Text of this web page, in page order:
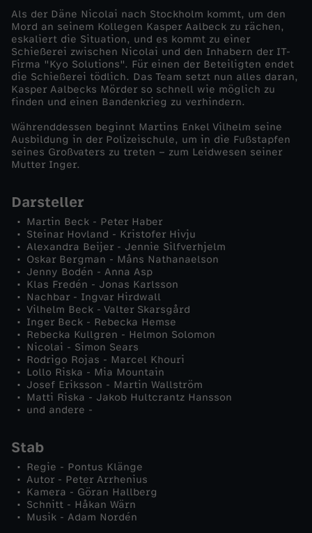
n
n
e
u
e
L
e
b
e
n
Als der Däne Nicolai nach Stockholm kommt, um den
Mord an seinem Kollegen Kasper Aalbeck zu rächen,
eskaliert die Situation, und es kommt zu einer
Schießerei zwischen Nicolai und den Inhabern der IT-
Firma "Kyo Solutions". Für einen der Beteiligten endet
die Schießerei tödlich. Das Team setzt nun alles daran,
Kasper Aalbecks Mörder so schnell wie möglich zu
finden und einen Bandenkrieg zu verhindern.
Währenddessen beginnt Martins Enkel Vilhelm seine
Ausbildung in der Polizeischule, um in die Fußstapfen
seines Großvaters zu treten – zum Leidwesen seiner
Mutter Inger.
Darsteller
Martin Beck - Peter Haber
Steinar Hovland - Kristofer Hivju
Alexandra Beijer - Jennie Silfverhjelm
Oskar Bergman - Måns Nathanaelson
Jenny Bodén - Anna Asp
Klas Fredén - Jonas Karlsson
Nachbar - Ingvar Hirdwall
Vilhelm Beck - Valter Skarsgård
Inger Beck - Rebecka Hemse
Rebecka Kullgren - Helmon Solomon
Nicolai - Simon Sears
Rodrigo Rojas - Marcel Khouri
Lollo Riska - Mia Mountain
Josef Eriksson - Martin Wallström
Matti Riska - Jakob Hultcrantz Hansson
und andere -
Stab
Regie - Pontus Klänge
Autor - Peter Arrhenius
Kamera - Göran Hallberg
Schnitt - Håkan Wärn
Musik - Adam Nordén